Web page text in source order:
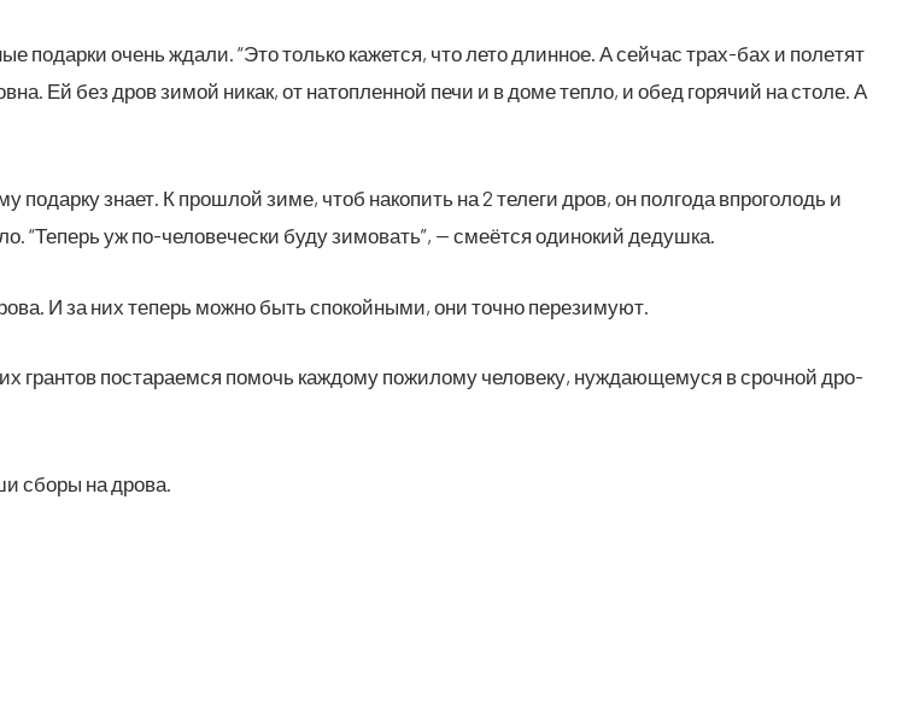
подар­ки очень жда­ли. “Это толь­ко кажет­ся, что лето длин­ное. А сей­час трах-бах и поле­тят
Ей без дров зимой никак, от натоп­лен­ной печи и в доме теп­ло, и обед горя­чий на сто­ле. А
зна­ет. К про­шлой зиме, чтоб нако­пить на 2 теле­ги дров, он пол­го­да впро­го­лодь и
“Теперь уж по-чело­ве­че­ски буду зимо­вать”, — сме­ёт­ся оди­но­кий дедушка.
И за них теперь мож­но быть спо­кой­ны­ми, они точ­но перезимуют.
гран­тов поста­ра­ем­ся помочь каж­до­му пожи­ло­му чело­ве­ку, нуж­да­ю­ще­му­ся в сроч­ной дро­
сбо­ры на дрова.